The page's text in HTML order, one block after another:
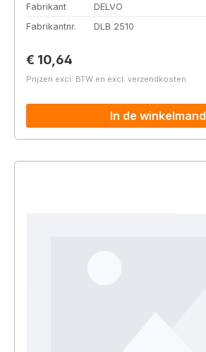
Fabrikant
DELVO
Fabrikantnr.
DLB 2510
Normale prijs:
€ 10,64
Prijzen excl. BTW en excl. verzendkosten
In de winkelmand